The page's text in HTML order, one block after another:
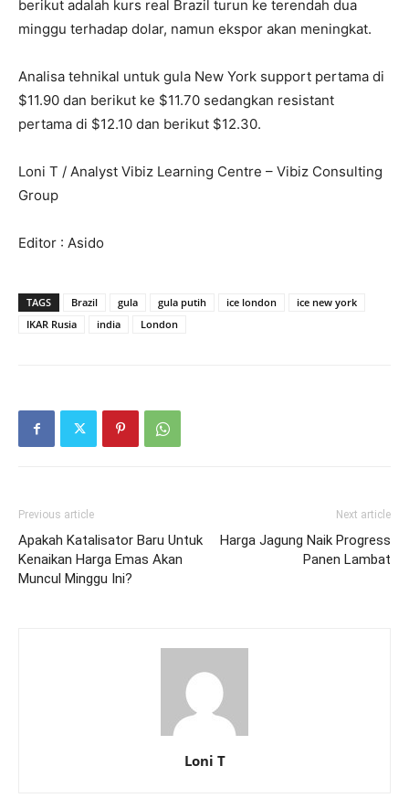
berikut adalah kurs real Brazil turun ke terendah dua
minggu terhadap dolar, namun ekspor akan meningkat.
Analisa tehnikal untuk gula New York support pertama di
$11.90 dan berikut ke $11.70 sedangkan resistant
pertama di $12.10 dan berikut $12.30.
Loni T / Analyst Vibiz Learning Centre – Vibiz Consulting
Group
Editor : Asido
TAGS Brazil gula gula putih ice london
ice new york
IKAR Rusia
india London
Previous article
Apakah Katalisator Baru Untuk
Kenaikan Harga Emas Akan
Muncul Minggu Ini?
Next article
Harga Jagung Naik Progress
Panen Lambat
Loni T